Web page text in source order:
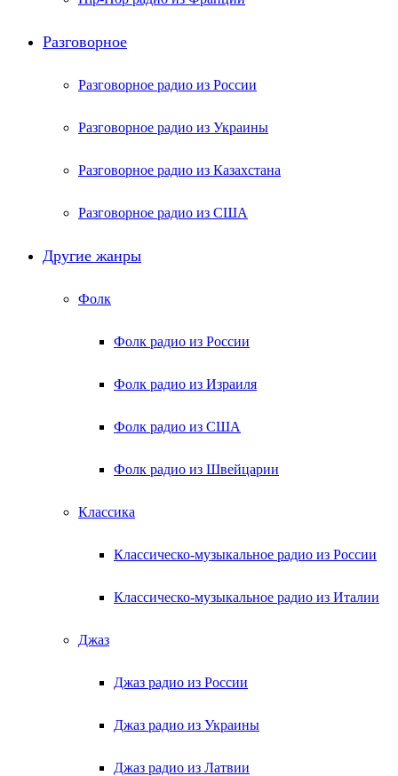
Разговорное
Разговорное радио из России
Разговорное радио из Украины
Разговорное радио из Казахстана
Разговорное радио из США
Другие жанры
Фолк
Фолк радио из России
Фолк радио из Израиля
Фолк радио из США
Фолк радио из Швейцарии
Классика
Классическо-музыкальное радио из России
Классическо-музыкальное радио из Италии
Джаз
Джаз радио из России
Джаз радио из Украины
Джаз радио из Латвии